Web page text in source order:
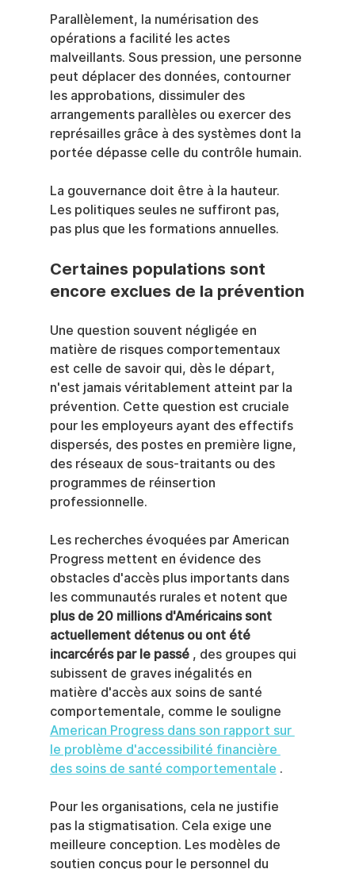
Parallèlement, la numérisation des
opérations a facilité les actes
malveillants. Sous pression, une personne
peut déplacer des données, contourner
les approbations, dissimuler des
arrangements parallèles ou exercer des
représailles grâce à des systèmes dont la
portée dépasse celle du contrôle humain.
La gouvernance doit être à la hauteur.
Les politiques seules ne suffiront pas,
pas plus que les formations annuelles.
Certaines populations sont
encore exclues de la prévention
Une question souvent négligée en
matière de risques comportementaux
est celle de savoir qui, dès le départ,
n'est jamais véritablement atteint par la
prévention. Cette question est cruciale
pour les employeurs ayant des effectifs
dispersés, des postes en première ligne,
des réseaux de sous-traitants ou des
programmes de réinsertion
professionnelle.
Les recherches évoquées par American
Progress mettent en évidence des
obstacles d'accès plus importants dans
les communautés rurales et notent que
plus de 20 millions d'Américains sont
actuellement détenus ou ont été
incarcérés par le passé , des groupes qui
subissent de graves inégalités en
matière d'accès aux soins de santé
comportementale, comme le souligne
American Progress dans son rapport sur
le problème d'accessibilité financière
des soins de santé comportementale .
Pour les organisations, cela ne justifie
pas la stigmatisation. Cela exige une
meilleure conception. Les modèles de
soutien conçus pour le personnel du